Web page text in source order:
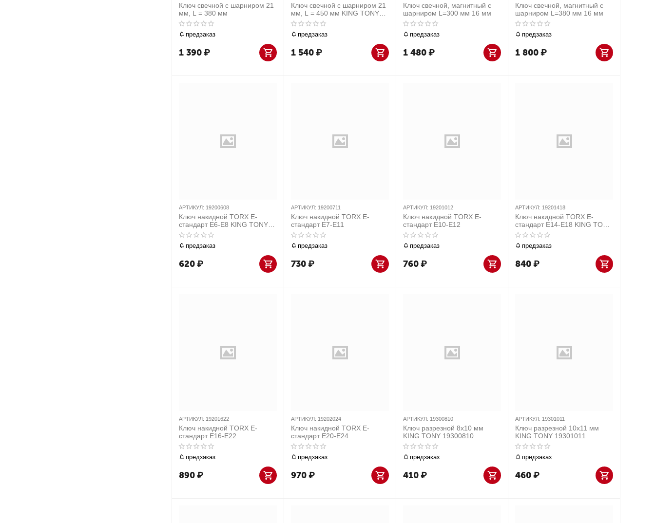
Ключ свечной с шарниром 21
мм, L = 380 мм
предзаказ
1 390₽
Ключ свечной с шарниром 21
мм, L = 450 мм KING TONY
15632118
предзаказ
1 540₽
Ключ свечной, магнитный с
шарниром L=300 мм 16 мм
предзаказ
1 480₽
Ключ свечной, магнитный с
шарниром L=380 мм 16 мм
предзаказ
1 800₽
АРТИКУЛ: 19200608
Ключ накидной TORX E-
стандарт E6-E8 KING TONY
19200608
предзаказ
620₽
АРТИКУЛ: 19200711
Ключ накидной TORX E-
стандарт E7-E11
предзаказ
730₽
АРТИКУЛ: 19201012
Ключ накидной TORX E-
стандарт E10-E12
предзаказ
760₽
АРТИКУЛ: 19201418
Ключ накидной TORX E-
стандарт E14-E18 KING TONY
19201418
предзаказ
840₽
АРТИКУЛ: 19201622
Ключ накидной TORX E-
стандарт E16-E22
предзаказ
890₽
АРТИКУЛ: 19202024
Ключ накидной TORX E-
стандарт E20-E24
предзаказ
970₽
АРТИКУЛ: 19300810
Ключ разрезной 8х10 мм
KING TONY 19300810
предзаказ
410₽
АРТИКУЛ: 19301011
Ключ разрезной 10x11 мм
KING TONY 19301011
предзаказ
460₽